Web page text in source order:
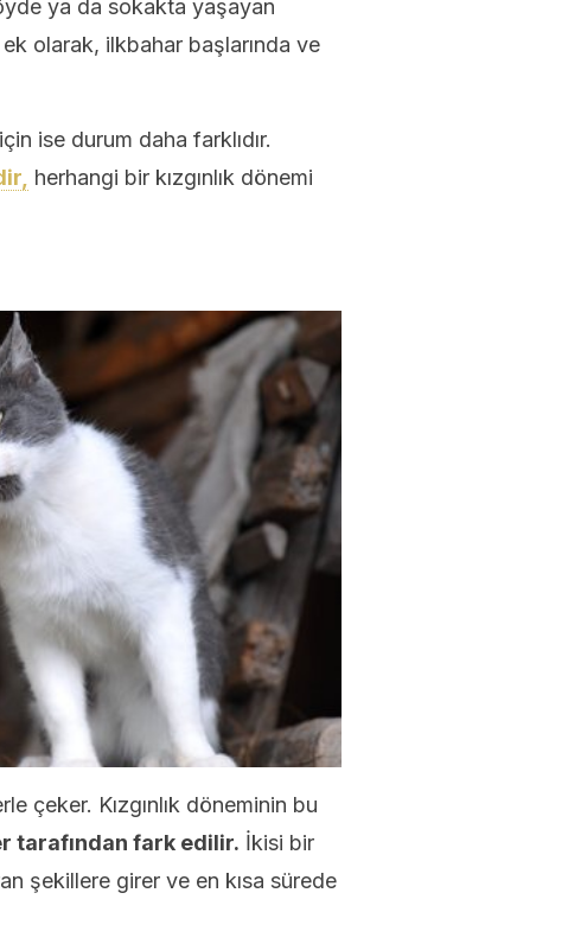
ya da sokakta yaşayan
olarak, ilkbahar başlarında ve
ise durum daha farklıdır.
herhangi bir kızgınlık dönemi
çeker. Kızgınlık döneminin bu
tarafından fark edilir. İkisi bir
şekillere girer ve en kısa sürede